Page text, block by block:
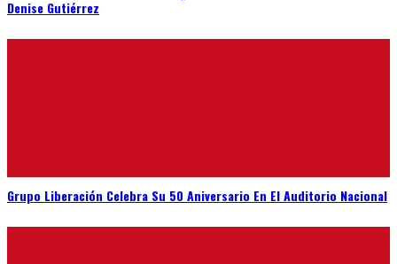
Denise Gutiérrez
Grupo Liberación Celebra Su 50 Aniversario En El Auditorio Nacional